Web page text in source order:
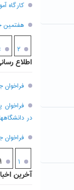
کارگاه
هفتمين
۲
اطلاع
در
۱
آخرین